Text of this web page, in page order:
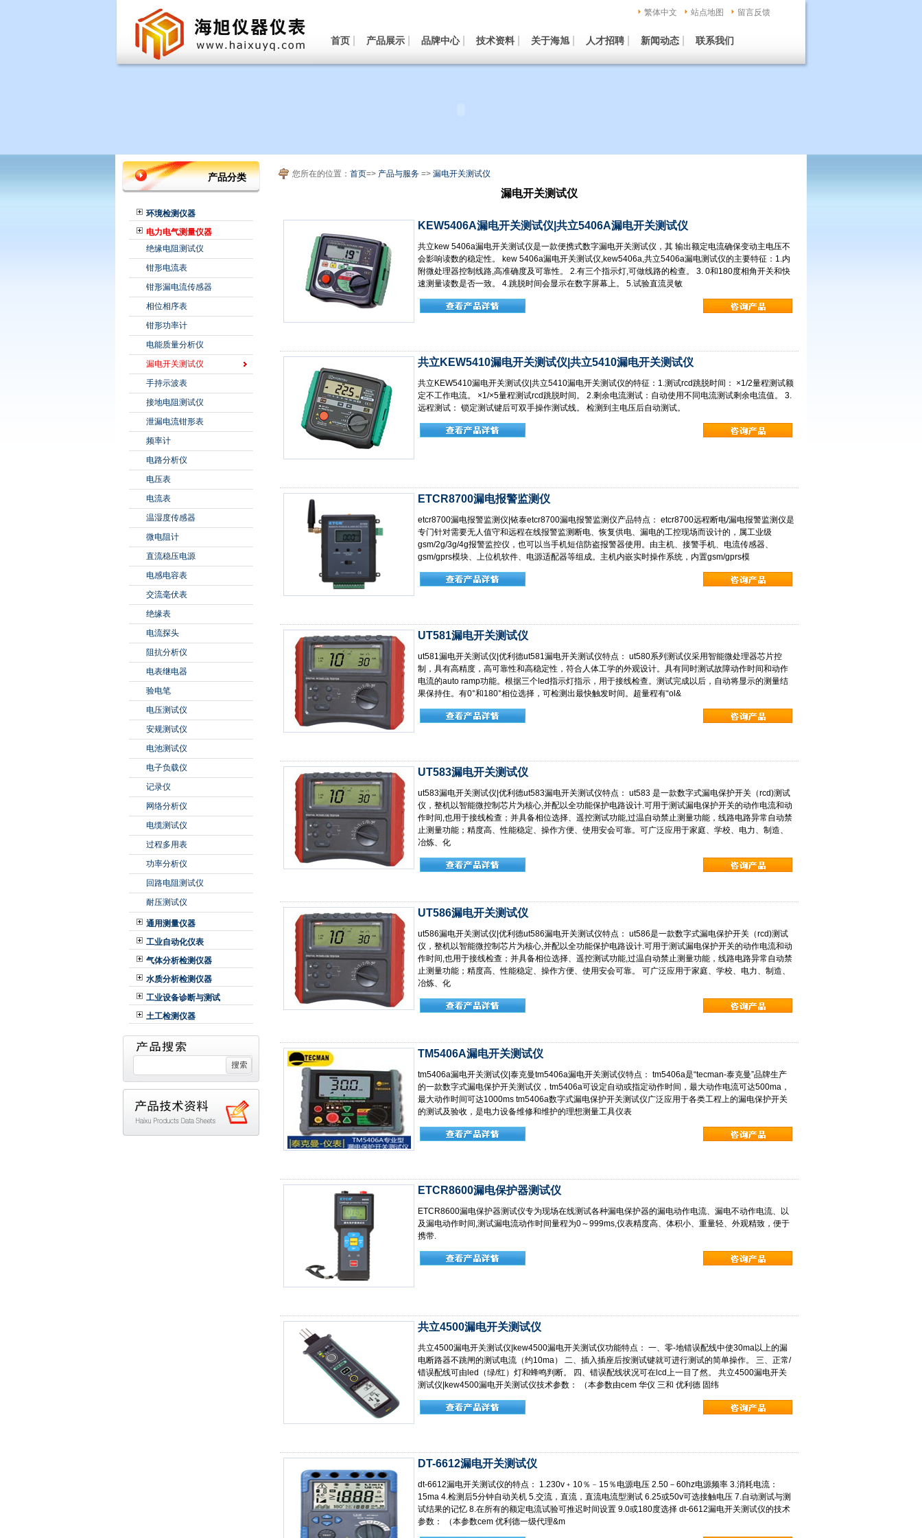
繁体中文 站点地图 留言反馈
首页 产品展示 品牌中心| 技术资料 关于海旭 人才招聘 新闻动态 联系我们
产品分类
环境检测仪器
电力电气测量仪器
绝缘电阻测试仪
钳形电流表
钳形漏电流传感器
相位相序表
钳形功率计
电能质量分析仪
漏电开关测试仪
手持示波表
接地电阻测试仪
泄漏电流钳形表
频率计
电路分析仪
电压表
电流表
温湿度传感器
微电阻计
直流稳压电源
电感电容表
交流毫伏表
绝缘表
电流探头
阻抗分析仪
电表继电器
验电笔
电压测试仪
安规测试仪
电池测试仪
电子负载仪
记录仪
网络分析仪
电缆测试仪
过程多用表
功率分析仪
回路电阻测试仪
耐压测试仪
通用测量仪器
工业自动化仪表
气体分析检测仪器
水质分析检测仪器
工业设备诊断与测试
土工检测仪器
您所在的位置： 首页=> 产品与服务 => 漏电开关测试仪
漏电开关测试仪
KEW5406A漏电开关测试仪|共立5406A漏电开关测试仪
共立kew 5406a漏电开关测试仪是一款便携式数字漏电开关测试仪，其 输出额定电流确保变动主电压不
会影响读数的稳定性。 kew 5406a漏电开关测试仪,kew5406a,共立5406a漏电测试仪的主要特征：1.内
附微处理器控制线路,高准确度及可靠性。 2.有三个指示灯,可做线路的检查。 3. 0和180度相角开关和快
速测量读数是否一致。 4.跳脱时间会显示在数字屏幕上。 5.试验直流灵敏
共立KEW5410漏电开关测试仪|共立5410漏电开关测试仪
共立KEW5410漏电开关测试仪|共立5410漏电开关测试仪的特征：1.测试rcd跳脱时间： ×1/2量程测试额
定不工作电流。 ×1/×5量程测试rcd跳脱时间。 2.剩余电流测试：自动使用不同电流测试剩余电流值。 3.
远程测试： 锁定测试键后可双手操作测试线。 检测到主电压后自动测试。
ETCR8700漏电报警监测仪
etcr8700漏电报警监测仪|铱泰etcr8700漏电报警监测仪产品特点： etcr8700远程断电/漏电报警监测仪是
专门针对需要无人值守和远程在线报警监测断电、恢复供电、漏电的工控现场而设计的，属工业级
gsm/2g/3g/4g报警监控仪，也可以当手机短信防盗报警器使用。由主机、接警手机、电流传感器、
gsm/gprs模块、上位机软件、电源适配器等组成。主机内嵌实时操作系统，内置gsm/gprs模
UT581漏电开关测试仪
ut581漏电开关测试仪|优利德ut581漏电开关测试仪特点： ut580系列测试仪采用智能微处理器芯片控
制，具有高精度，高可靠性和高稳定性，符合人体工学的外观设计。具有同时测试故障动作时间和动作
电流的auto ramp功能。根据三个led指示灯指示，用于接线检查。测试完成以后，自动将显示的测量结
果保持住。有0°和180°相位选择，可检测出最快触发时间。超量程有“ol&
UT583漏电开关测试仪
ut583漏电开关测试仪|优利德ut583漏电开关测试仪特点： ut583 是一款数字式漏电保护开关（rcd)测试
仪，整机以智能微控制芯片为核心,并配以全功能保护电路设计.可用于测试漏电保护开关的动作电流和动
作时间,也用于接线检查；并具备相位选择、遥控测试功能,过温自动禁止测量功能，线路电路异常自动禁
止测量功能；精度高、性能稳定、操作方便、使用安会可靠。可广泛应用于家庭、学校、电力、制造、
冶炼、化
UT586漏电开关测试仪
ut586漏电开关测试仪|优利德ut586漏电开关测试仪特点： ut586是一款数字式漏电保护开关（rcd)测试
仪，整机以智能微控制芯片为核心,并配以全功能保护电路设计.可用于测试漏电保护开关的动作电流和动
作时间,也用于接线检查；并具备相位选择、遥控测试功能,过温自动禁止测量功能，线路电路异常自动禁
止测量功能；精度高、性能稳定、操作方便、使用安会可靠。 可广泛应用于家庭、学校、电力、制造、
冶炼、化
TM5406A漏电开关测试仪
tm5406a漏电开关测试仪|泰克曼tm5406a漏电开关测试仪特点： tm5406a是“tecman-泰克曼”品牌生产
的一款数字式漏电保护开关测试仪，tm5406a可设定自动或指定动作时间，最大动作电流可达500ma，
最大动作时间可达1000ms tm5406a数字式漏电保护开关测试仪广泛应用于各类工程上的漏电保护开关
的测试及验收，是电力设备维修和维护的理想测量工具仪表
ETCR8600漏电保护器测试仪
ETCR8600漏电保护器测试仪专为现场在线测试各种漏电保护器的漏电动作电流、漏电不动作电流、以
及漏电动作时间,测试漏电流动作时间量程为0～999ms,仪表精度高、体积小、重量轻、外观精致，便于
携带.
共立4500漏电开关测试仪
共立4500漏电开关测试仪|kew4500漏电开关测试仪功能特点： 一、零-地错误配线中使30ma以上的漏
电断路器不跳闸的测试电流（约10ma） 二、插入插座后按测试键就可进行测试的简单操作。 三、正常/
错误配线可由led（绿/红）灯和蜂鸣判断。 四、错误配线状况可在lcd上一目了然。 共立4500漏电开关
测试仪|kew4500漏电开关测试仪技术参数： （本参数由cem 华仪 三和 优利德 固纬
DT-6612漏电开关测试仪
dt-6612漏电开关测试仪的特点： 1.230v﹢10％﹣15％电源电压 2.50－60hz电源频率 3.消耗电流：
15ma 4.检测后5分钟自动关机 5.交流，直流，直流电流型测试 6.25或50v可选接触电压 7.自动测试与测
试结果的记忆 8.在所有的额定电流试验可推迟时间设置 9.0或180度选择 dt-6612漏电开关测试仪的技术
参数： （本参数cem 优利德一级代理&m